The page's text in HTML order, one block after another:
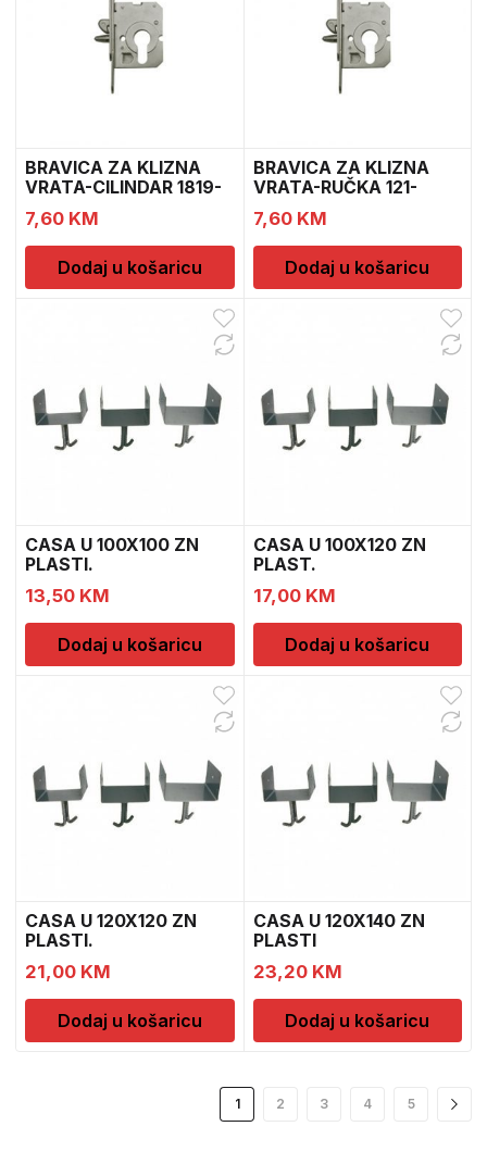
BRAVICA ZA KLIZNA
VRATA-CILINDAR 1819-
16-101
7,60 KM
Dodaj u košaricu
BRAVICA ZA KLIZNA
VRATA-RUČKA 121-
1820-00-101
7,60 KM
Dodaj u košaricu
CASA U 100X100 ZN
PLASTI.
13,50 KM
Dodaj u košaricu
CASA U 100X120 ZN
PLAST.
17,00 KM
Dodaj u košaricu
CASA U 120X120 ZN
PLASTI.
21,00 KM
Dodaj u košaricu
CASA U 120X140 ZN
PLASTI
23,20 KM
Dodaj u košaricu
1 2 3 4 5